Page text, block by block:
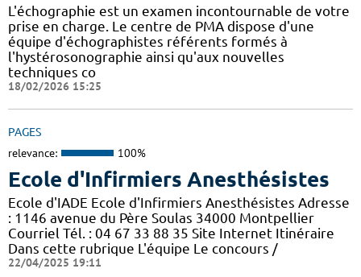
L'échographie est un examen incontournable de votre
prise en charge. Le centre de PMA dispose d'une
équipe d'échographistes référents formés à
l'hystérosonographie ainsi qu'aux nouvelles
techniques co
18/02/2026 15:25
PAGES
relevance: 100%
Ecole d'Infirmiers Anesthésistes
Ecole d'IADE Ecole d'Infirmiers Anesthésistes Adresse
: 1146 avenue du Père Soulas 34000 Montpellier
Courriel Tél. : 04 67 33 88 35 Site Internet Itinéraire
Dans cette rubrique L'équipe Le concours /
22/04/2025 19:11